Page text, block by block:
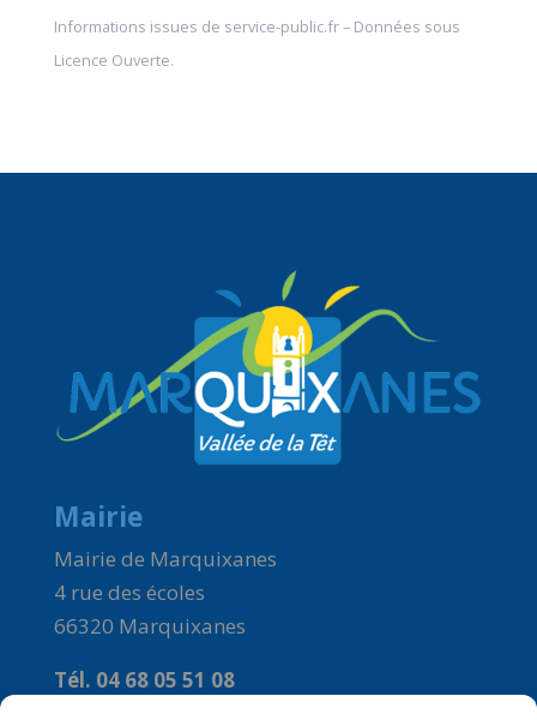
Informations issues de service-public.fr– Données sous
Licence Ouverte.
Mairie
Mairie de Marquixanes
4 rue des écoles
66320 Marquixanes
Tél. 04 68 05 51 08